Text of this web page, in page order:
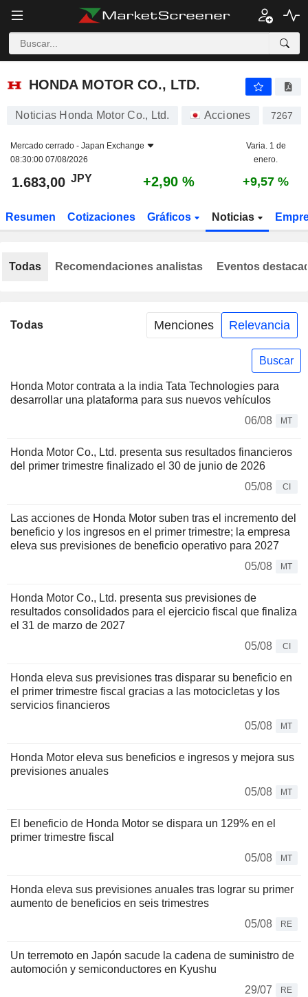
HONDA MOTOR CO., LTD.
HONDA MOTOR CO., LTD.
Noticias Honda Motor Co., Ltd. Acciones 7267
Mercado cerrado - Japan Exchange
08:30:00 07/08/2026
Varia. 1 de
enero.
1.683,00 JPY +2,90 % +9,57 %
Resumen Cotizaciones Gráficos Noticias
Todas Menciones Relevancia
Buscar
Honda Motor contrata a la india Tata Technologies para
desarrollar una plataforma para sus nuevos vehículos
06/08
MT
Honda Motor Co., Ltd. presenta sus resultados financieros
del primer trimestre finalizado el 30 de junio de 2026
05/08
CI
Las acciones de Honda Motor suben tras el incremento del
beneficio y los ingresos en el primer trimestre; la empresa
eleva sus previsiones de beneficio operativo para 2027
05/08
MT
Honda Motor Co., Ltd. presenta sus previsiones de
resultados consolidados para el ejercicio fiscal que finaliza
el 31 de marzo de 2027
05/08
CI
Honda eleva sus previsiones tras disparar su beneficio en
el primer trimestre fiscal gracias a las motocicletas y los
servicios financieros
05/08
MT
Honda Motor eleva sus beneficios e ingresos y mejora sus
previsiones anuales
05/08
MT
El beneficio de Honda Motor se dispara un 129% en el
primer trimestre fiscal
05/08
MT
Honda eleva sus previsiones anuales tras lograr su primer
aumento de beneficios en seis trimestres
05/08
RE
Un terremoto en Japón sacude la cadena de suministro de
automoción y semiconductores en Kyushu
29/07
RE
Todas Recomendaciones analistas Eventos